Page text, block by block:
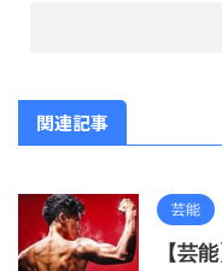
関連記事
芸能
【芸